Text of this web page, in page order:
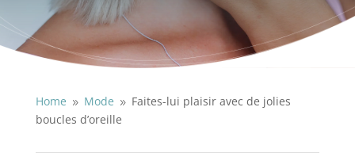
Home 9 Mode 9 Faites-lui plaisir avec de jolies
boucles d’oreille